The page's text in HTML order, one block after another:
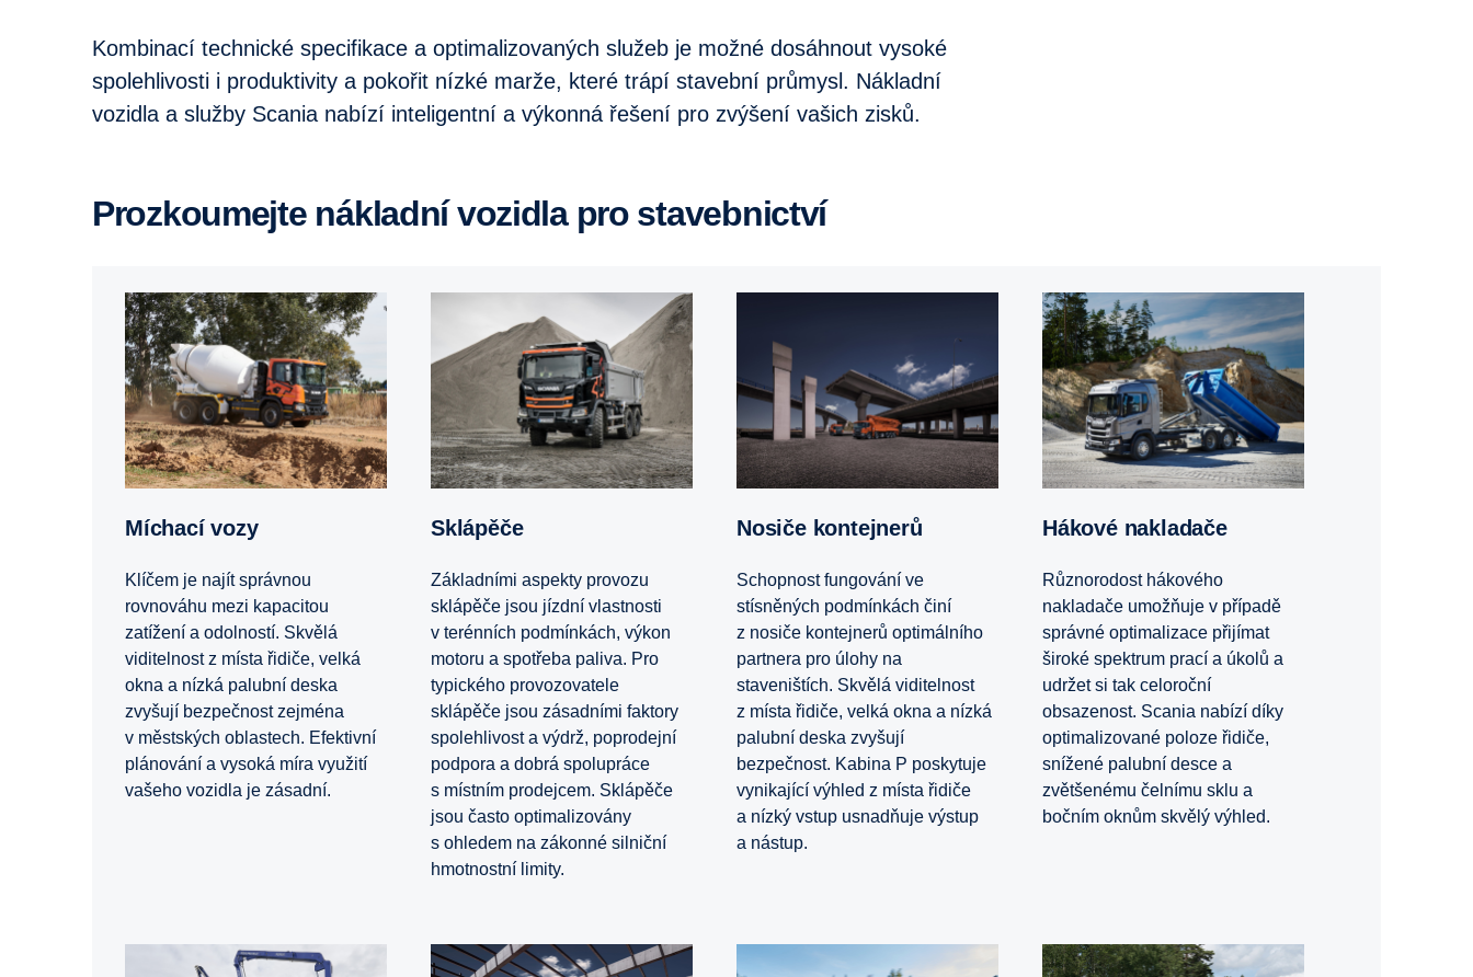
Kombinací technické specifikace a optimalizovaných služeb je možné dosáhnout vysoké
spolehlivosti i produktivity a pokořit nízké marže, které trápí stavební průmysl. Nákladní
vozidla a služby Scania nabízí inteligentní a výkonná řešení pro zvýšení vašich zisků.
Prozkoumejte nákladní vozidla pro stavebnictví
Míchací vozy
Klíčem je najít správnou
rovnováhu mezi kapacitou
zatížení a odolností. Skvělá
viditelnost z místa řidiče, velká
okna a nízká palubní deska
zvyšují bezpečnost zejména
v městských oblastech. Efektivní
plánování a vysoká míra využití
vašeho vozidla je zásadní.
Sklápěče
Základními aspekty provozu
sklápěče jsou jízdní vlastnosti
v terénních podmínkách, výkon
motoru a spotřeba paliva. Pro
typického provozovatele
sklápěče jsou zásadními faktory
spolehlivost a výdrž, poprodejní
podpora a dobrá spolupráce
s místním prodejcem. Sklápěče
jsou často optimalizovány
s ohledem na zákonné silniční
hmotnostní limity.
Nosiče kontejnerů
Schopnost fungování ve
stísněných podmínkách činí
z nosiče kontejnerů optimálního
partnera pro úlohy na
staveništích. Skvělá viditelnost
z místa řidiče, velká okna a nízká
palubní deska zvyšují
bezpečnost. Kabina P poskytuje
vynikající výhled z místa řidiče
a nízký vstup usnadňuje výstup
a nástup.
Hákové nakladače
Různorodost hákového
nakladače umožňuje v případě
správné optimalizace přijímat
široké spektrum prací a úkolů a
udržet si tak celoroční
obsazenost. Scania nabízí díky
optimalizované poloze řidiče,
snížené palubní desce a
zvětšenému čelnímu sklu a
bočním oknům skvělý výhled.